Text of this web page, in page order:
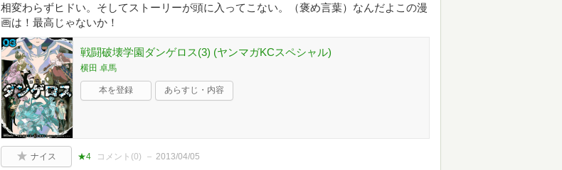
相変わらずヒドい。そしてストーリーが頭に入ってこない。（褒め言葉）なんだよこの漫
画は！最高じゃないか！
戦闘破壊学園ダンゲロス(3) (ヤンマガKCスペシャル)
横田 卓馬
本を登録 あらすじ・内容
ナイス ★4 コメント(0) 2013/04/05